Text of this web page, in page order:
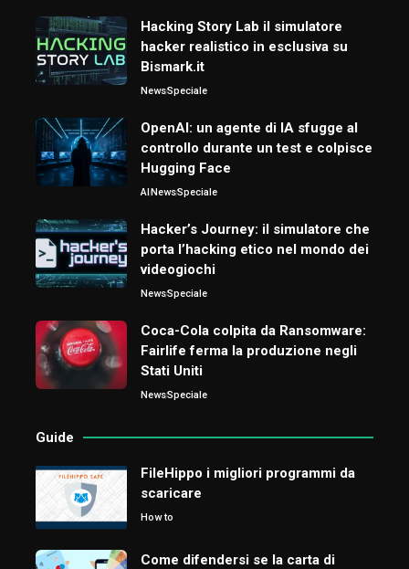
Hacking Story Lab il simulatore
hacker realistico in esclusiva su
Bismark.it
NewsSpeciale
OpenAI: un agente di IA sfugge al
controllo durante un test e colpisce
Hugging Face
AINewsSpeciale
Hacker’s Journey: il simulatore che
porta l’hacking etico nel mondo dei
videogiochi
NewsSpeciale
Coca-Cola colpita da Ransomware:
Fairlife ferma la produzione negli
Stati Uniti
NewsSpeciale
Guide
FileHippo i migliori programmi da
scaricare
How to
Come difendersi se la carta di